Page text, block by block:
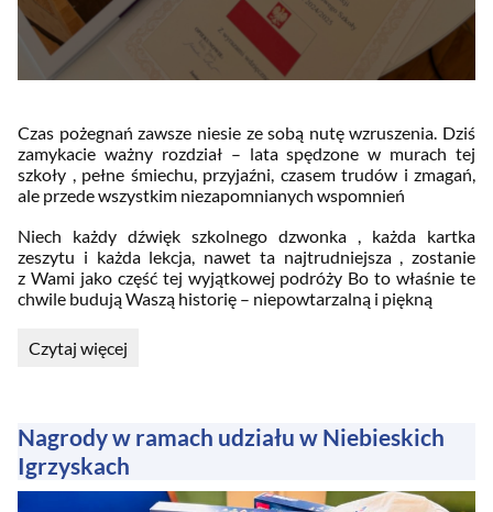
Czas pożegnań zawsze niesie ze sobą nutę wzruszenia. Dziś
zamykacie ważny rozdział – lata spędzone w murach tej
szkoły , pełne śmiechu, przyjaźni, czasem trudów i zmagań,
ale przede wszystkim niezapomnianych wspomnień
Niech każdy dźwięk szkolnego dzwonka , każda kartka
zeszytu i każda lekcja, nawet ta najtrudniejsza , zostanie
z Wami jako część tej wyjątkowej podróży Bo to właśnie te
chwile budują Waszą historię – niepowtarzalną i piękną
Pożegnanie
Czytaj więcej
Nagrody w ramach udziału w Niebieskich
Igrzyskach